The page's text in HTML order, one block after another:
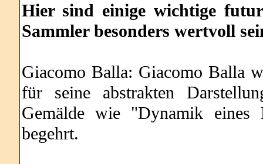
Hier sind einige wichtige
Sammler besonders wertvoll
Giacomo Balla: Giacomo Balla
für seine abstrakten
Gemälde wie "Dynamik eines
begehrt.